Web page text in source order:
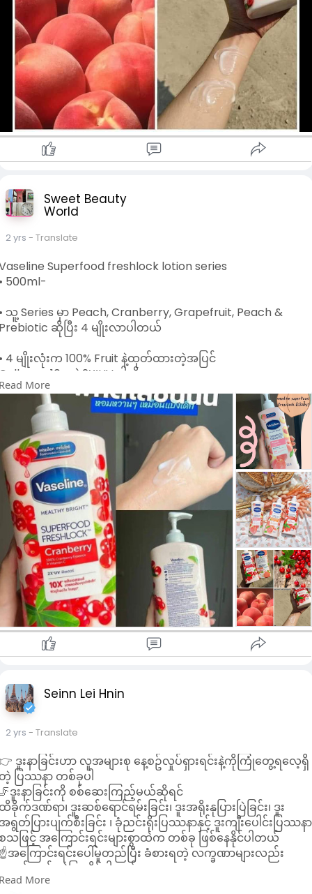
Vitamin E
ြောက်သွေ့ပျက်စီးနေသော အသားရေကို ပြန်လည်ကောင်းမွန်စေ
ယ်
Vitamin A
သားရေကို နုပျိုကျန်းမာစေတယ်
Vitamin C
သားရောင်မညီတာ အမဲစက်ဖြစ်တာကို
က်သာပျောက်ကင်းစေတယ်
မျိုးလုံးက အသီးနံ့သင်းသင်းလေးတွေနော်
Sweet Beauty
World
2 yrs - Translate
Superfood freshlock lotion series
500ml-
သူ့ Series မှာ Peach, Cranberry, Grapefruit, Peach &
ဆိုပြီး 4 မျိုးလာပါတယ်
4 မျိုးလုံးက 100% Fruit နဲ့ထုတ်ထားတဲ့အပြင်
10ဆနဲ့ 2X’UV ပါလို့
ရမ်းလွန်ရောင်ခြည်ကိုကာကွယ်ပြီး
သားရေကို စိုပြေကြည်လင်တောက်ပစေပါတယ်
Essence Type ဖြစ်လို့ စေးကပ်ကပ်မဖြစ်စေပဲ
မ်းလိုက်တာနဲ့ အသားထဲကို စိမ့်ဝင်မြန်ပြီး
ဖြစ်စေတယ်
Moisturizing & Whitening Effect ရစေတယ်
Peach - 100% Peach Essence &
E
Grapefruit - 100% Grapefruit Essence &
A
Cranberry - 100% Cranberry Essence &
C
Peach & Prebiotic - 100% Peach Essence &
E, Vitamin B3 & C
ြောက်သွေ့ပျက်စီးနေသော အသားရေကို ပြန်လည်ကောင်းမွန်စေ
ယ်
Vitamin A
သားရေကို နုပျိုကျန်းမာစေတယ်
Vitamin C
သားရောင်မညီတာ အမဲစက်ဖြစ်တာကို
က်သာပျောက်ကင်းစေတယ်
မျိုးလုံးက အသီးနံ့သင်းသင်းလေးတွေနော်
More
Seinn Lei Hnin
2 yrs - Translate
ဒူးနာခြင်းဟာ လူအများစု နေ့စဥ်လှုပ်ရှားရင်းနဲ့ကိုကြုံတွေ့ရလေ့ရှိ
ပြဿနာ တစ်ခုပါ
ဒူးနာခြင်းကို စစ်ဆေးကြည့်မယ်ဆိုရင်
ခိုက်ဒဏ်ရာ၊ ဒူးဆစ်ရောင်ရမ်းခြင်း၊ ဒူးအရိုးနုပြားပြဲခြင်း၊ ဒူး
ရွတ်ပြားပျက်စီးခြင်း ၊ ခုံညင်းရိုးပြဿနာနှင့် ဒူးကျီးပေါင်းပြဿနာ
သဖြင့် အကြောင်းရင်းများစွာထဲက တစ်ခု ဖြစ်နေနိုင်ပါတယ်
အကြောင်းရင်းပေါ်မူတည်ပြီး ခံစားရတဲ့ လက္ခဏာများလည်း
နည်းငယ် ကွဲပြားနိုင်ပါတယ်
ဒူးနာခြင်းရဲ့ အကြောင်းရင်းကို သေချာသိရဖို့ဆို ဆရာဝန်နဲ့ ပြသ
More